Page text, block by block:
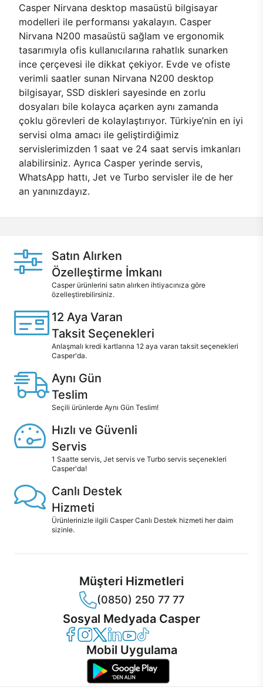
Casper Nirvana desktop masaüstü bilgisayar
modelleri ile performansı yakalayın. Casper
Nirvana N200 masaüstü sağlam ve ergonomik
tasarımıyla ofis kullanıcılarına rahatlık sunarken
ince çerçevesi ile dikkat çekiyor. Evde ve ofiste
verimli saatler sunan Nirvana N200 desktop
bilgisayar, SSD diskleri sayesinde en zorlu
dosyaları bile kolayca açarken aynı zamanda
çoklu görevleri de kolaylaştırıyor. Türkiye’nin en iyi
servisi olma amacı ile geliştirdiğimiz
servislerimizden 1 saat ve 24 saat servis imkanları
alabilirsiniz. Ayrıca Casper yerinde servis,
WhatsApp hattı, Jet ve Turbo servisler ile de her
an yanınızdayız.
Satın Alırken
Özelleştirme İmkanı
Casper ürünlerini satın alırken ihtiyacınıza göre
özelleştirebilirsiniz.
12 Aya Varan
Taksit Seçenekleri
Anlaşmalı kredi kartlarına 12 aya varan taksit seçenekleri
Casper'da.
Aynı Gün
Teslim
Seçili ürünlerde Aynı Gün Teslim!
Hızlı ve Güvenli
Servis
1 Saatte servis, Jet servis ve Turbo servis seçenekleri
Casper'da!
Canlı Destek
Hizmeti
Ürünlerinizle ilgili Casper Canlı Destek hizmeti her daim
sizinle.
Müşteri Hizmetleri
(0850) 250 77 77
Sosyal Medyada Casper
Casper Facebook
Casper Instagram
Casper Twitter
Casper LinkedIn
Casper YouTube
Casper TikTok
Mobil Uygulama